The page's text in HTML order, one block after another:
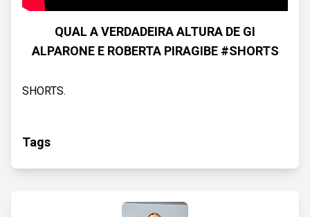
QUAL A VERDADEIRA ALTURA DE GI
ALPARONE E ROBERTA PIRAGIBE #SHORTS
SHORTS.
Tags